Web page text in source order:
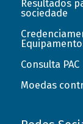
Resultados
sociedade
Consulta PAC
Moedas